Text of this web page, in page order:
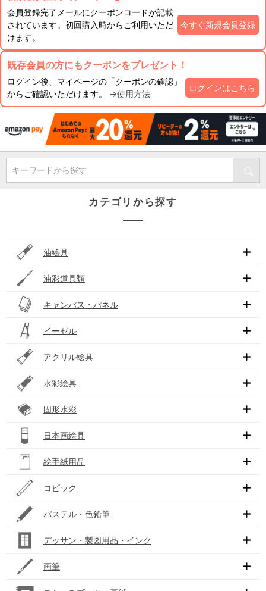
会員登録完了メールにクーポンコードが記載
されています。初回購入時からご利用いただ
けます。
今すぐ新規会員登録
既存会員の方にもクーポンをプレゼント！
ログイン後、マイページの「クーポンの確認」
からご確認いただけます。 →使用方法
ログインはこちら
キーワードから探す
カテゴリから探す
油絵具
油彩道具類
キャンバス・パネル
イーゼル
アクリル絵具
水彩絵具
固形水彩
日本画絵具
絵手紙用品
コピック
パステル・色鉛筆
デッサン・製図用品・インク
画筆